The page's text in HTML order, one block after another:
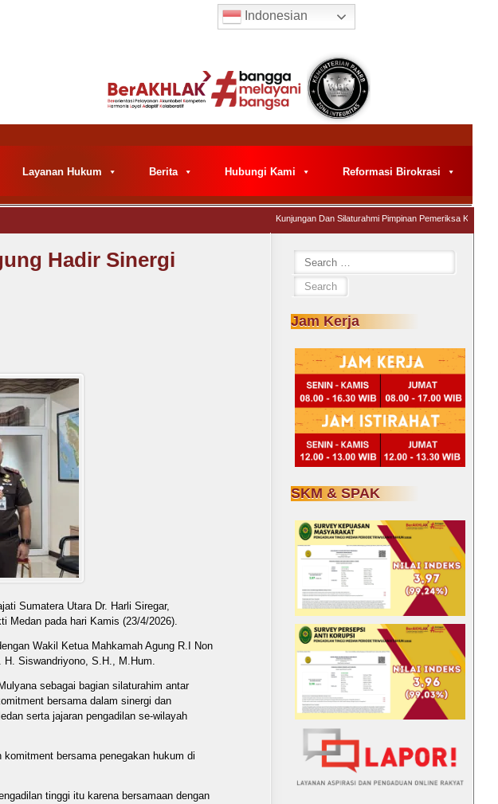
Indonesian
Layanan Hukum Berita Hubungi Kami Reformasi Birokrasi
Kunjungan Dan Silaturahmi Pimpinan Pemeriksa Keuangan
Hadir Sinergi
Sumatera Utara Dr. Harli Siregar,
Medan pada hari Kamis (23/4/2026).
Wakil Ketua Mahkamah Agung R.I Non
H. Siswandriyono, S.H., M.Hum.
sebagai bagian silaturahim antar
bersama dalam sinergi dan
serta jajaran pengadilan se-wilayah
bersama penegakan hukum di
tinggi itu karena bersamaan dengan
Search
for:
Jam Kerja
SKM & SPAK